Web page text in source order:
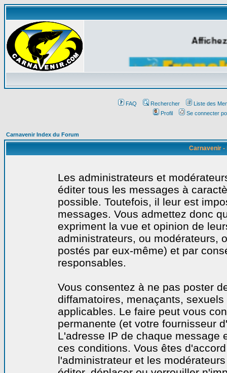
FAQ Rechercher
Liste des
Profil
Se connecter
Carnavenir Index du Forum
Carnavenir -
Les administrateurs et
éditer tous les messages à
possible. Toutefois, il leur est
messages. Vous admettez donc
expriment la vue et opinion de
administrateurs, ou modérateurs,
postés par eux-même) et par
responsables.
Vous consentez à ne pas poster
diffamatoires, menaçants,
applicables. Le faire peut vous
permanente (et votre fournisseur
L'adresse IP de chaque message
ces conditions. Vous êtes
l'administrateur et les